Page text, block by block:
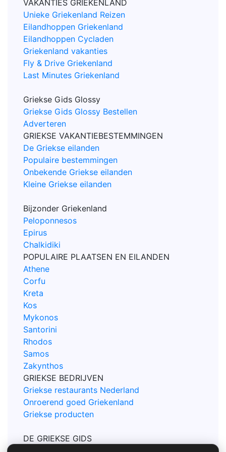
VAKANTIES GRIEKENLAND
Unieke Griekenland Reizen
Eilandhoppen Griekenland
Eilandhoppen Cycladen
Griekenland vakanties
Fly & Drive Griekenland
Last Minutes Griekenland
Griekse Gids Glossy
Griekse Gids Glossy Bestellen
Adverteren
GRIEKSE VAKANTIEBESTEMMINGEN
De Griekse eilanden
Populaire bestemmingen
Onbekende Griekse eilanden
Kleine Griekse eilanden
Bijzonder Griekenland
Peloponnesos
Epirus
Chalkidiki
POPULAIRE PLAATSEN EN EILANDEN
Athene
Corfu
Kreta
Kos
Mykonos
Santorini
Rhodos
Samos
Zakynthos
GRIEKSE BEDRIJVEN
Griekse restaurants Nederland
Onroerend goed Griekenland
Griekse producten
DE GRIEKSE GIDS